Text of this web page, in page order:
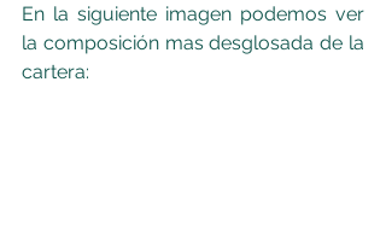
En la siguiente imagen podemos ver
la composición mas desglosada de la
cartera: